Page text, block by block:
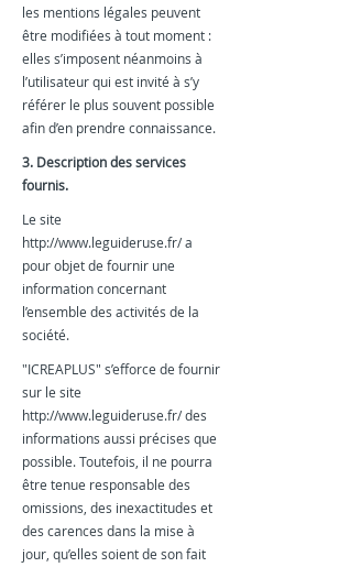
les mentions légales peuvent
être modifiées à tout moment :
elles s’imposent néanmoins à
l’utilisateur qui est invité à s’y
référer le plus souvent possible
afin d’en prendre connaissance.
3. Description des services
fournis.
Le site
http://www.leguideruse.fr/ a
pour objet de fournir une
information concernant
l’ensemble des activités de la
société.
"ICREAPLUS" s’efforce de fournir
sur le site
http://www.leguideruse.fr/ des
informations aussi précises que
possible. Toutefois, il ne pourra
être tenue responsable des
omissions, des inexactitudes et
des carences dans la mise à
jour, qu’elles soient de son fait